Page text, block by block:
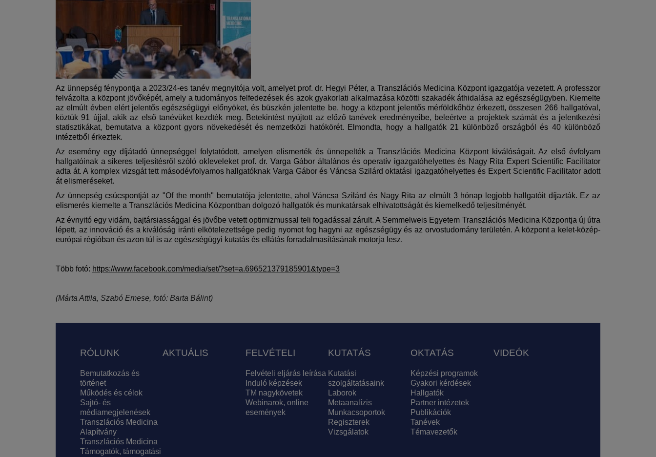
Az ünnepség fénypontja a 2023/24-es tanév megnyitója volt, amelyet prof. dr. Hegyi Péter, a Transzlációs Medicina Központ igazgatója vezetett. A professzor
felvázolta a központ jövőképét, amely a tudományos felfedezések és azok gyakorlati alkalmazása közötti szakadék áthidalása az egészségügyben. Kiemelte
az elmúlt évben elért jelentős egészségügyi előnyöket, és büszkén jelentette be, hogy a központ jelentős mérföldkőhöz érkezett, összesen 266 hallgatóval,
köztük 91 újjal, akik az első tanévüket kezdték meg. Betekintést nyújtott az előző tanévek eredményeibe, beleértve a projektek számát és a jelentkezési
statisztikákat, bemutatva a központ gyors növekedését és nemzetközi hatókörét. Elmondta, hogy a hallgatók 21 különböző országból és 40 különböző
intézetből érkeztek.
Az esemény egy díjátadó ünnepséggel folytatódott, amelyen elismerték és ünnepelték a Transzlációs Medicina Központ kiválóságait. Az első évfolyam
hallgatóinak a sikeres teljesítésről szóló okleveleket prof. dr. Varga Gábor általános és operatív igazgatóhelyettes és Nagy Rita Expert Scientific Facilitator
adta át. A komplex vizsgát tett másodévfolyamos hallgatóknak Varga Gábor és Váncsa Szilárd oktatási igazgatóhelyettes és Expert Scientific Facilitator adott
át elismeréseket.
Az ünnepség csúcspontját az "Of the month" bemutatója jelentette, ahol Váncsa Szilárd és Nagy Rita az elmúlt 3 hónap legjobb hallgatóit díjazták. Ez az
elismerés kiemelte a Transzlációs Medicina Központban dolgozó hallgatók és munkatársak elhivatottságát és kiemelkedő teljesítményét.
Az évnyitó egy vidám, bajtársiassággal és jövőbe vetett optimizmussal teli fogadással zárult. A Semmelweis Egyetem Transzlációs Medicina Központja új útra
lépett, az innováció és a kiválóság iránti elkötelezettsége pedig nyomot fog hagyni az egészségügy és az orvostudomány területén. A központ a kelet-közép-
európai régióban és azon túl is az egészségügyi kutatás és ellátás forradalmasításának motorja lesz.
Több fotó: https://www.facebook.com/media/set/?set=a.696521379185901&type=3
(Márta Attila, Szabó Emese, fotó: Barta Bálint)
Lábléc
RÓLUNK
Bemutatkozás és
történet
Működés és célok
Sajtó- és
médiamegjelenések
Transzlációs Medicina
Alapítvány
Transzlációs Medicina
Támogatók, támogatási
AKTUÁLIS FELVÉTELI
Felvételi eljárás leírása
Induló képzések
TM nagykövetek
Webinarok, online
események
KUTATÁS
Kutatási
szolgáltatásaink
Laborok
Metaanalízis
Munkacsoportok
Regiszterek
Vizsgálatok
OKTATÁS
Képzési programok
Gyakori kérdések
Hallgatók
Partner intézetek
Publikációk
Tanévek
Témavezetők
VIDEÓK